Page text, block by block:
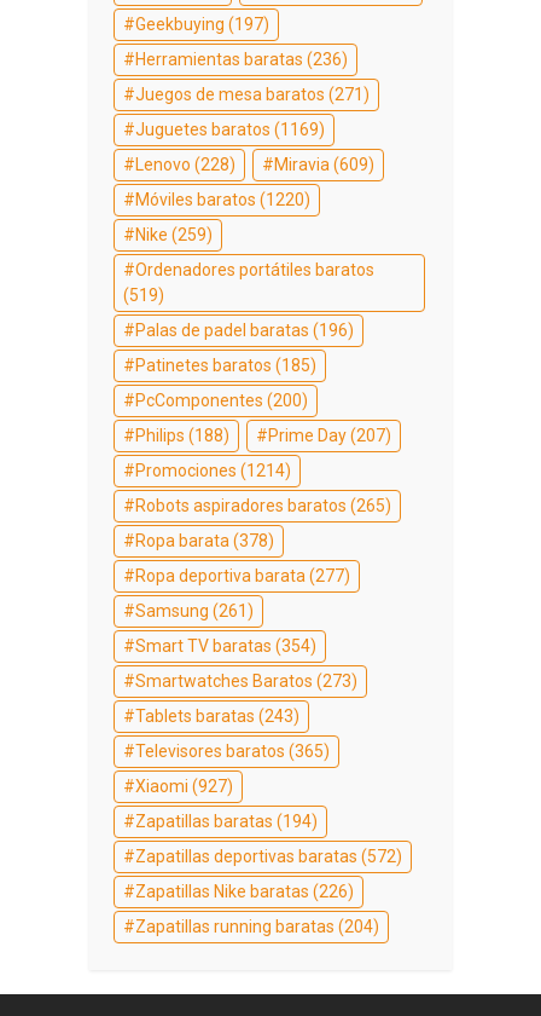
Geekbuying (197)
Herramientas baratas (236)
Juegos de mesa baratos (271)
Juguetes baratos (1169)
Lenovo (228) Miravia (609)
Móviles baratos (1220)
Nike (259)
Ordenadores portátiles baratos
(519)
Palas de padel baratas (196)
Patinetes baratos (185)
PcComponentes (200)
Philips (188) Prime Day(207)
Promociones (1214)
Robots aspiradores baratos (265)
Ropa barata (378)
Ropa deportiva barata (277)
Samsung (261)
Smart TV baratas (354)
Smartwatches Baratos (273)
Tablets baratas (243)
Televisores baratos (365)
Xiaomi (927)
Zapatillas baratas (194)
Zapatillas deportivas baratas (572)
Zapatillas Nike baratas (226)
Zapatillas running baratas (204)